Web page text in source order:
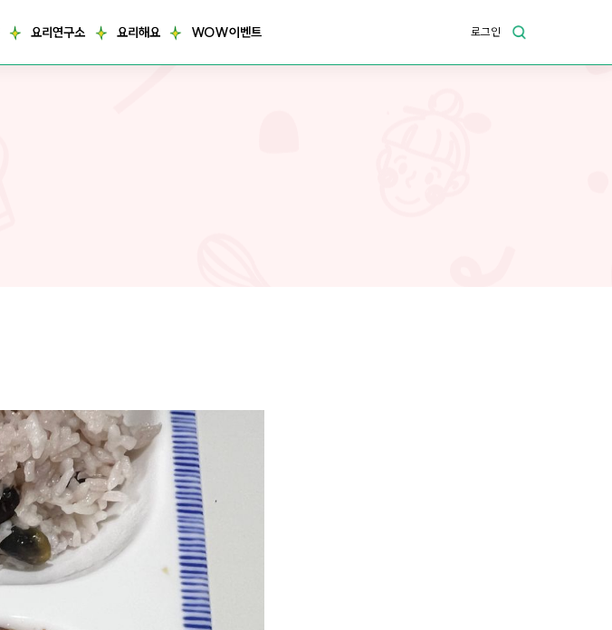
요리연구소 요리해요 WOW이벤트 로그인